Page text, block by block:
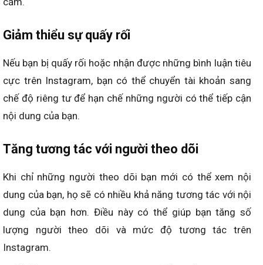
Giảm thiểu sự quấy rối
Nếu bạn bị quấy rối hoặc nhận được những bình luận tiêu
cực trên Instagram, bạn có thể chuyển tài khoản sang
chế độ riêng tư để hạn chế những người có thể tiếp cận
nội dung của bạn.
Tăng tương tác với người theo dõi
Khi chỉ những người theo dõi bạn mới có thể xem nội
dung của bạn, họ sẽ có nhiều khả năng tương tác với nội
dung của bạn hơn. Điều này có thể giúp bạn tăng số
lượng người theo dõi và mức độ tương tác trên
Instagram.